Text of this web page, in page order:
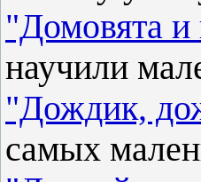
"Домовята
научили
"Дождик,
самых